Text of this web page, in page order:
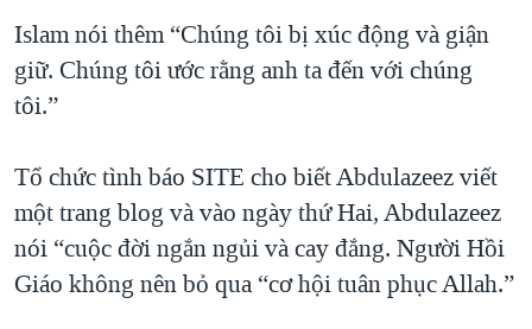
Islam nói thêm “Chúng tôi bị xúc động và giận
giữ. Chúng tôi ước rằng anh ta đến với chúng
tôi.”
Tổ chức tình báo SITE cho biết Abdulazeez viết
một trang blog và vào ngày thứ Hai, Abdulazeez
nói “cuộc đời ngắn ngủi và cay đắng. Người Hồi
Giáo không nên bỏ qua “cơ hội tuân phục Allah.”